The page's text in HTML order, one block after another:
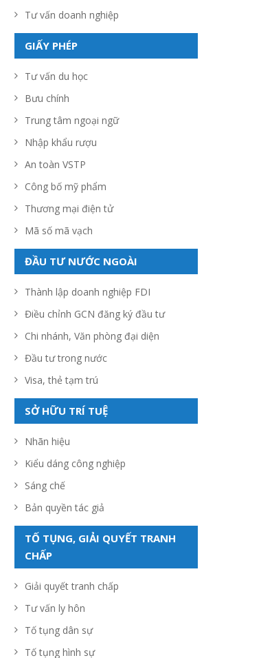
Tư vấn doanh nghiệp
GIẤY PHÉP
Tư vấn du học
Bưu chính
Trung tâm ngoại ngữ
Nhập khẩu rượu
An toàn VSTP
Công bố mỹ phẩm
Thương mại điện tử
Mã số mã vạch
ĐẦU TƯ NƯỚC NGOÀI
Thành lập doanh nghiệp FDI
Điều chỉnh GCN đăng ký đầu tư
Chi nhánh, Văn phòng đại diện
Đầu tư trong nước
Visa, thẻ tạm trú
SỞ HỮU TRÍ TUỆ
Nhãn hiệu
Kiểu dáng công nghiệp
Sáng chế
Bản quyền tác giả
TỐ TỤNG, GIẢI QUYẾT TRANH
CHẤP
Giải quyết tranh chấp
Tư vấn ly hôn
Tố tụng dân sự
Tố tụng hình sự